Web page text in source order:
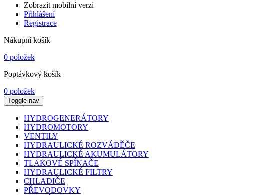
Zobrazit mobilní verzi
Přihlášení
Registrace
Nákupní košík
0 položek
Poptávkový košík
0 položek
Toggle nav
HYDROGENERÁTORY
HYDROMOTORY
VENTILY
HYDRAULICKÉ ROZVÁDĚČE
HYDRAULICKÉ AKUMULÁTORY
TLAKOVÉ SPÍNAČE
HYDRAULICKÉ FILTRY
CHLADIČE
PŘEVODOVKY